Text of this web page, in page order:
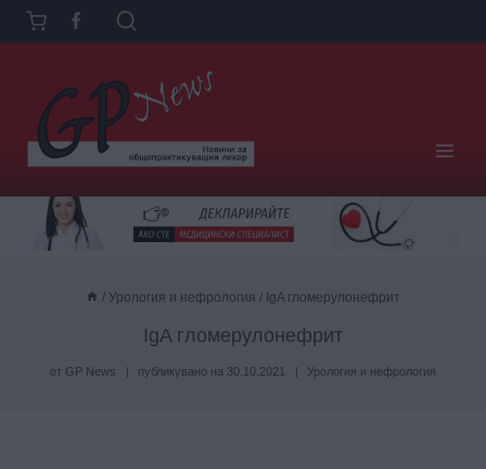
Към
съдържанието
/ Урология и нефрология / IgA гломерулонефрит
IgA гломерулонефрит
от GP News публикувано на 30.10.2021 Урология и нефрология